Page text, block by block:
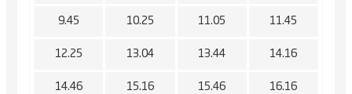
9.45 10.25 11.05 11.45
12.25 13.04 13.44 14.16
14.46 15.16 15.46 16.16